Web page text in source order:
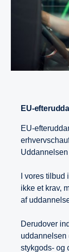
EU-
EU-
I vores
ikke et krav,
af
Derudover
uddannelsen
stykgods- og